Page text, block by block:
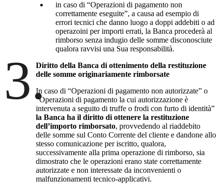
in caso di “Operazioni di pagamento non
correttamente eseguite”, a causa ad esempio di
errori tecnici che danno luogo a doppi addebiti o ad
operazoini per importi errati, la Banca procederà al
rimborso senza indugio delle somme disconosciute
qualora ravvisi una Sua responsabilità.
3.Diritto della Banca di ottenimento della restituzione
delle somme originariamente rimborsate
In caso di “Operazioni di pagamento non autorizzate” o
“Operazioni di pagamento la cui autorizzazione è
intervenuta a seguito di truffe o frodi con furto di identità”
la Banca ha il diritto di ottenere la restituzione
dell’importo rimborsato, provvedendo al riaddebito
delle somme sul Conto Corrente del cliente e dandone allo
stesso comunicazione per iscritto, qualora,
successivamente alla prima operazione di rimborso, sia
dimostrato che le operazioni erano state correttamente
autorizzate e non interessate da inconvenienti o
malfunzionamenti tecnico-applicativi.